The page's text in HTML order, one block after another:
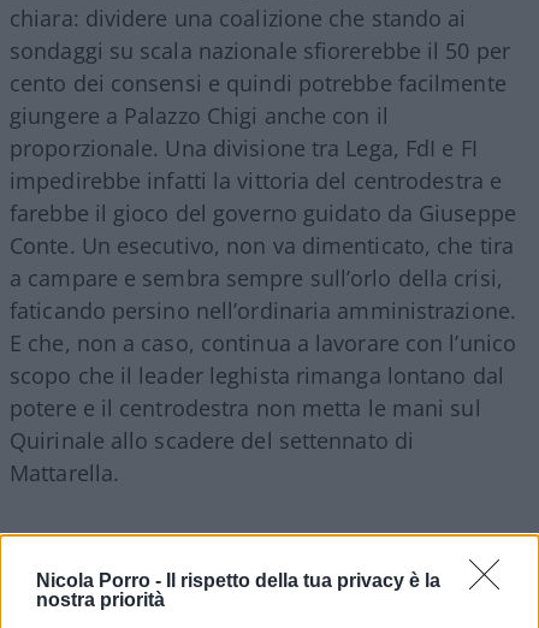
Nicola Porro -
Il rispetto della tua privacy è la
nostra priorità
chiara: dividere una coalizione che stando ai
sondaggi su scala nazionale sfiorerebbe il 50 per
cento dei consensi e quindi potrebbe facilmente
giungere a Palazzo Chigi anche con il
proporzionale. Una divisione tra Lega, FdI e FI
impedirebbe infatti la vittoria del centrodestra e
farebbe il gioco del governo guidato da Giuseppe
Conte. Un esecutivo, non va dimenticato, che tira
a campare e sembra sempre sull’orlo della crisi,
faticando persino nell’ordinaria amministrazione.
E che, non a caso, continua a lavorare con l’unico
scopo che il leader leghista rimanga lontano dal
potere e il centrodestra non metta le mani sul
Quirinale allo scadere del settennato di
Mattarella.
Certo, bisogna riconoscere che le elezioni
regionali hanno rivelato una scelta piuttosto